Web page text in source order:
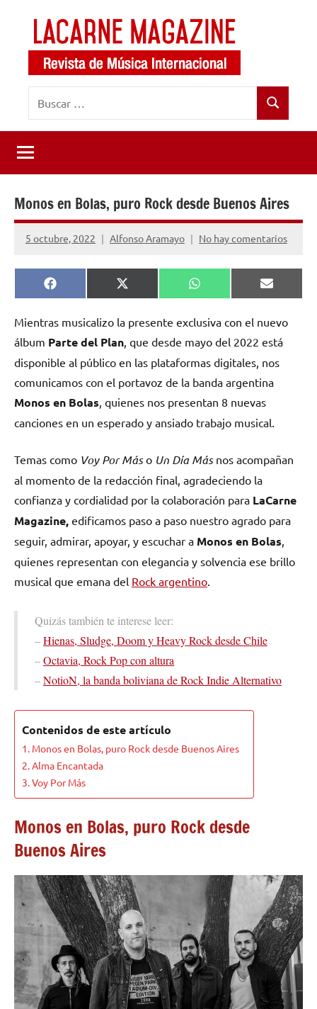
contenido
LaCarne
Magazine
de
música
internacional
Buscar
Monos en Bolas, puro Rock desde Buenos Aires
5 octubre, 2022 Alfonso Aramayo No hay comentarios
Compartir
en
Facebook
Compartir
en
X
(Twitter)
Compartir
en
WhatsApp
en
Email
Mientras musicalizo la presente exclusiva con el nuevo
álbum Parte del Plan , que desde mayo del 2022 está
disponible al público en las plataformas digitales, nos
comunicamos con el portavoz de la banda argentina
Monos en Bolas , quienes nos presentan 8 nuevas
canciones en un esperado y ansiado trabajo musical.
Temas como Voy Por Máso Un Día Másnos acompañan
al momento de la redacción final, agradeciendo la
confianza y cordialidad por la colaboración para LaCarne
Magazine, edificamos paso a paso nuestro agrado para
seguir, admirar, apoyar, y escuchar a Monos en Bolas
quienes representan con elegancia y solvencia ese brillo
musical que emana del Rock argentino
Quizás también te interese leer:
–Hienas, Sludge, Doom y Heavy Rock desde Chile
–Octavia, Rock Pop con altura
–NotioN, la banda boliviana de Rock Indie Alternativo
Contenidos de este artículo
Monos en Bolas, puro Rock desde Buenos Aires
Alma Encantada
Voy Por Más
Monos en Bolas, puro Rock desde
Buenos Aires